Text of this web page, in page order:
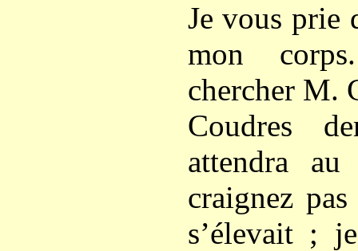
Je vous prie
mon
chercher M.
Coudres
attendra
craignez
s’élevait ;